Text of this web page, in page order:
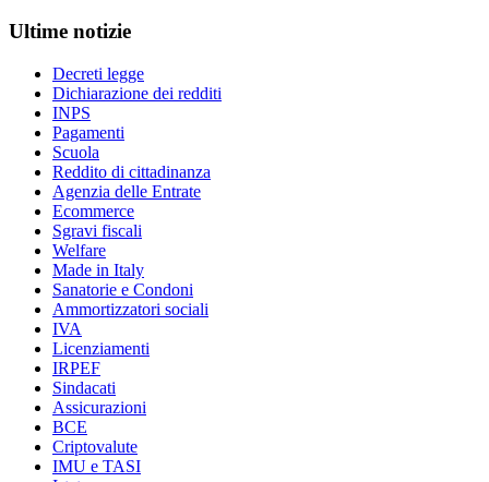
Ultime notizie
Decreti legge
Dichiarazione dei redditi
INPS
Pagamenti
Scuola
Reddito di cittadinanza
Agenzia delle Entrate
Ecommerce
Sgravi fiscali
Welfare
Made in Italy
Sanatorie e Condoni
Ammortizzatori sociali
IVA
Licenziamenti
IRPEF
Sindacati
Assicurazioni
BCE
Criptovalute
IMU e TASI